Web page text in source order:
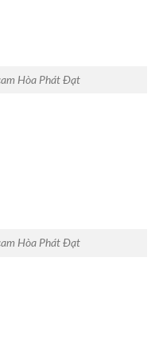
Hòa Phát Đạt
Hòa Phát Đạt